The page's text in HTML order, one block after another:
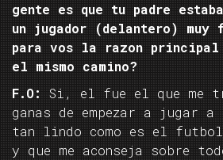
gente es que tu padre
un jugador (delantero) muy
para vos la razon principal
el mismo camino?
F.O:
Si, el fue el que me
ganas de empezar a jugar a
tan lindo como es el
y que me aconseja sobre